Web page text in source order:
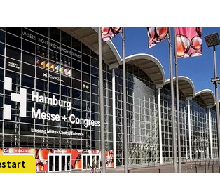
ergänzen und erleichtern sollen.
stellt die interessantesten von ihnen